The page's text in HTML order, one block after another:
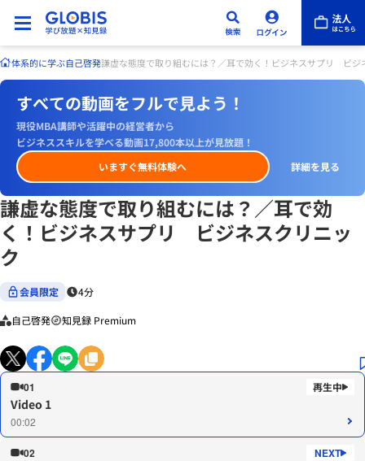
体系的に学ぶ自己啓発謙虚な態度で取り組むには？／耳で効く！ビジネスサプリ ビジ
すべての動画をフルで見よう！
現役MBA講師や活躍中の経営者から
ビジネススキルを学べる動画17,800本以上が見放題！
いますぐ無料体験へ
詳細を見る
謙虚な態度で取り組むには？／耳で効
く！ビジネスサプリ ビジネスクリニッ
ク
会員限定 4分
自己啓発 知見録 Premium
01
Video 1
00:02
02